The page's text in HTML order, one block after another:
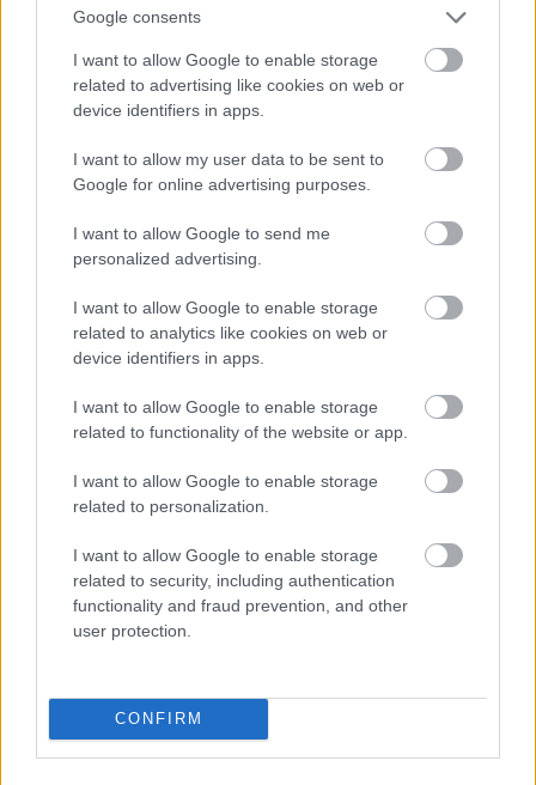
Google consents
I want to allow Google to enable storage
related to advertising like cookies on web or
device identifiers in apps.
I want to allow my user data to be sent to
Google for online advertising purposes.
I want to allow Google to send me
personalized advertising.
I want to allow Google to enable storage
related to analytics like cookies on web or
device identifiers in apps.
I want to allow Google to enable storage
related to functionality of the website or app.
I want to allow Google to enable storage
related to personalization.
I want to allow Google to enable storage
related to security, including authentication
functionality and fraud prevention, and other
user protection.
CONFIRM
Tényleg ő az
Fotó: Jennifer Graylock / Europress / Getty
Jön még kép!